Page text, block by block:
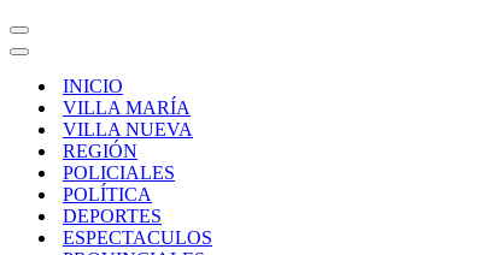
Menú
de
Menú
navegación
INICIO
VILLA MARÍA
VILLA NUEVA
REGIÓN
POLICIALES
POLÍTICA
DEPORTES
ESPECTACULOS